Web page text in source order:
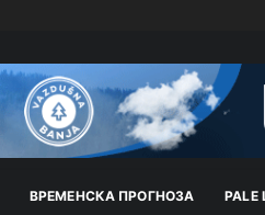
ВРEМEНСКА ПРОГНОЗА PALE
Анонимно2806721 11:21
Kosovo je država a manji BH
se tiče arapa po Palama i
pare a vi se smeškate .Da ne bi
šalju poštom a da ne dolaze?
Анонимно2807791 11:39